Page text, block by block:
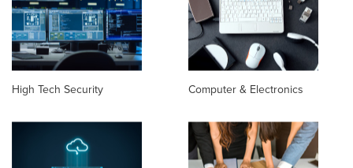
High Tech Security Computer & Electronics